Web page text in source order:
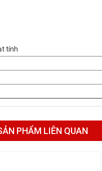
tính
PHẨM LIÊN QUAN